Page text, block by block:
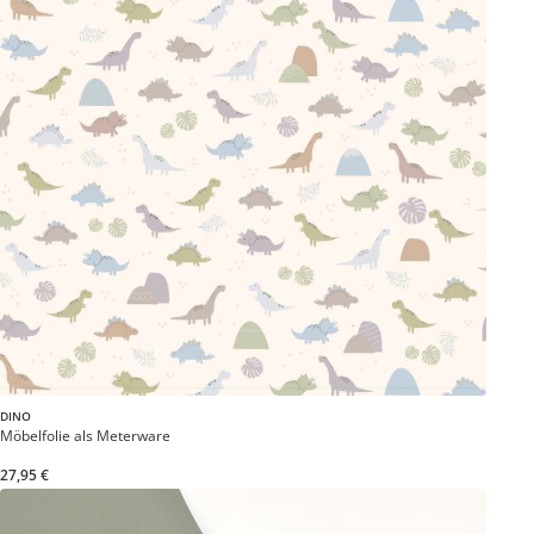
DINO
Möbelfolie als Meterware
27,95 €